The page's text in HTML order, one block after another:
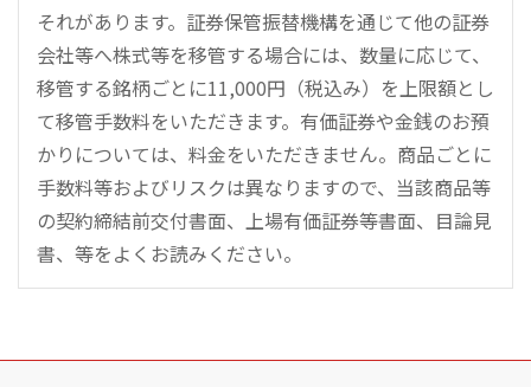
それがあります。証券保管振替機構を通じて他の証券
会社等へ株式等を移管する場合には、数量に応じて、
移管する銘柄ごとに11,000円（税込み）を上限額とし
て移管手数料をいただきます。有価証券や金銭のお預
かりについては、料金をいただきません。商品ごとに
手数料等およびリスクは異なりますので、当該商品等
の契約締結前交付書面、上場有価証券等書面、目論見
書、等をよくお読みください。
こ